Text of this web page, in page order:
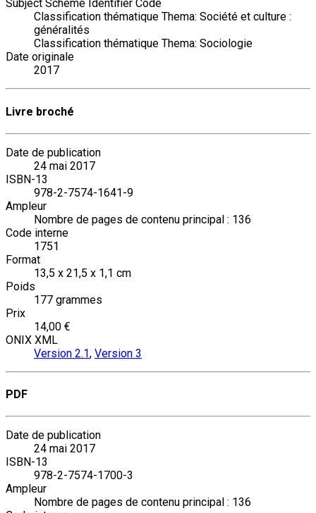
Subject Scheme Identifier Code
Classification thématique Thema: Société et culture :
généralités
Classification thématique Thema: Sociologie
Date originale
2017
Livre broché
Date de publication
24 mai 2017
ISBN-13
978-2-7574-1641-9
Ampleur
Nombre de pages de contenu principal : 136
Code interne
1751
Format
13,5 x 21,5 x 1,1 cm
Poids
177 grammes
Prix
14,00 €
ONIX XML
Version 2.1, Version 3
PDF
Date de publication
24 mai 2017
ISBN-13
978-2-7574-1700-3
Ampleur
Nombre de pages de contenu principal : 136